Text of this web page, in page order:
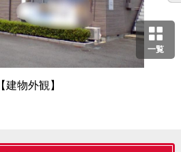
一覧
【建物外観】